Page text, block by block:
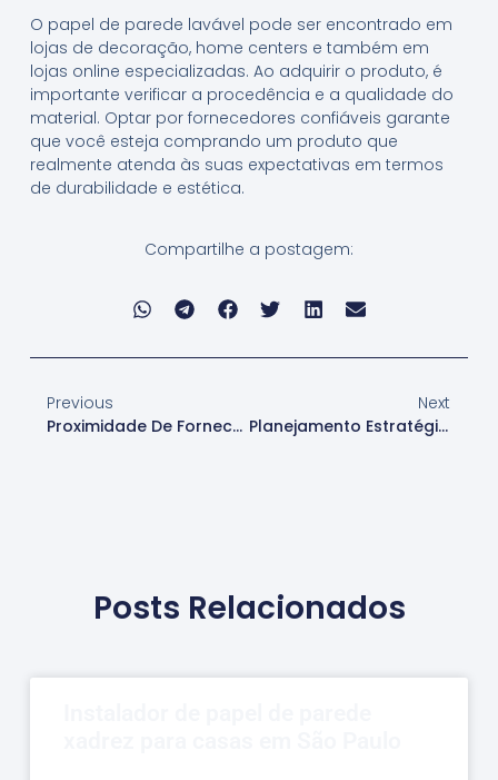
O papel de parede lavável pode ser encontrado em
lojas de decoração, home centers e também em
lojas online especializadas. Ao adquirir o produto, é
importante verificar a procedência e a qualidade do
material. Optar por fornecedores confiáveis garante
que você esteja comprando um produto que
realmente atenda às suas expectativas em termos
de durabilidade e estética.
Compartilhe a postagem:
Previous
Proximidade De Fornecedores
Next
Planejamento Estratégico
Posts Relacionados